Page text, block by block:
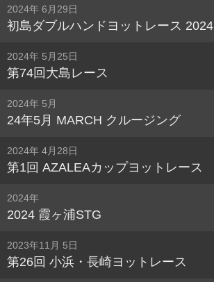
2024年 6月29日
初島ダブルハンドヨットレース 2024
2024年 5月25日
第74回大島レース
2024年 5月
24年5月 MARCH クルージング
2024年 4月28日
第1回 AZALEAカップヨットレース
2024年
2024 霞ヶ浦STG
2023年11月 5日
第26回 小浜・長崎ヨットレース